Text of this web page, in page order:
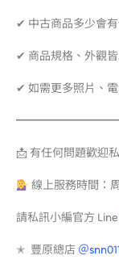
✔ 中古商品多少會
✔ 商品規格、外觀皆
✔ 如需更多照片、
📩 有任何問題歡迎
線上服務時間：
請私訊小編官方 Line
✭ 豐原總店 ＠